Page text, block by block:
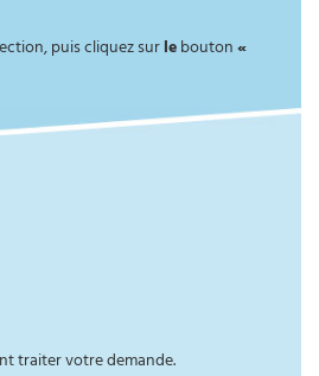
puis cliquez surlebouton«
traiter votre demande.